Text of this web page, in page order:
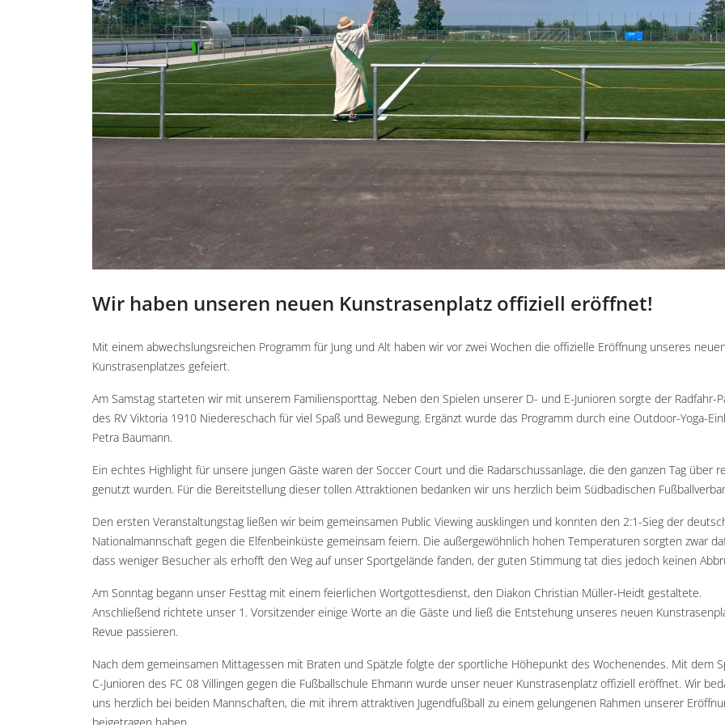
Wir haben unseren neuen Kunstrasenplatz offiziell eröffnet!
Mit einem abwechslungsreichen Programm für Jung und Alt haben wir vor zwei Wochen die offizielle Eröffnung unseres
Kunstrasenplatzes gefeiert.
Am Samstag starteten wir mit unserem Familiensporttag. Neben den Spielen unserer D- und E-Junioren sorgte der Radfahr-
des RV Viktoria 1910 Niedereschach für viel Spaß und Bewegung. Ergänzt wurde das Programm durch eine Outdoor-Yoga-
Petra Baumann.
Ein echtes Highlight für unsere jungen Gäste waren der Soccer Court und die Radarschussanlage, die den ganzen Tag über
genutzt wurden. Für die Bereitstellung dieser tollen Attraktionen bedanken wir uns herzlich beim Südbadischen
Den ersten Veranstaltungstag ließen wir beim gemeinsamen Public Viewing ausklingen und konnten den 2:1-Sieg der
Nationalmannschaft gegen die Elfenbeinküste gemeinsam feiern. Die außergewöhnlich hohen Temperaturen sorgten zwar
dass weniger Besucher als erhofft den Weg auf unser Sportgelände fanden, der guten Stimmung tat dies jedoch keinen
Am Sonntag begann unser Festtag mit einem feierlichen Wortgottesdienst, den Diakon Christian Müller-Heidt gestaltete.
Anschließend richtete unser 1. Vorsitzender einige Worte an die Gäste und ließ die Entstehung unseres neuen
Revue passieren.
Nach dem gemeinsamen Mittagessen mit Braten und Spätzle folgte der sportliche Höhepunkt des Wochenendes. Mit dem
C-Junioren des FC 08 Villingen gegen die Fußballschule Ehmann wurde unser neuer Kunstrasenplatz offiziell eröffnet. Wir
uns herzlich bei beiden Mannschaften, die mit ihrem attraktiven Jugendfußball zu einem gelungenen Rahmen unserer